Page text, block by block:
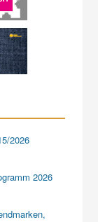
2026
2026